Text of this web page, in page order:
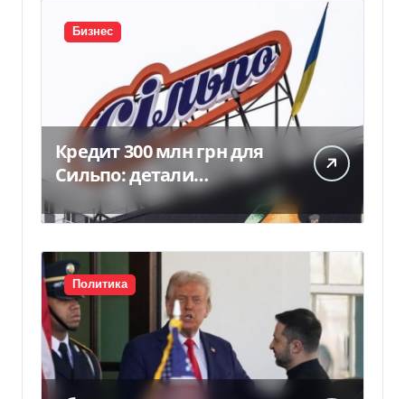
Бизнес
Кредит 300 млн грн для
Сильпо: детали
соглашения с
Ощадбанком
Политика